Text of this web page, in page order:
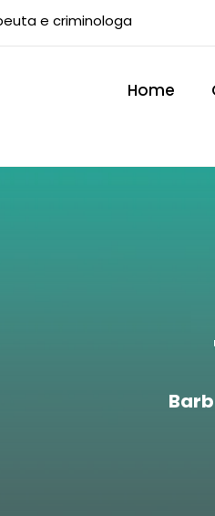
e criminologa
Home